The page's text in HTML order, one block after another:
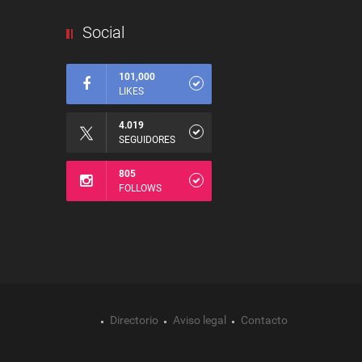
Social
101,000
LIKES
4.019
SEGUIDORES
805
FOLLOWS
Directorio Aviso legal Contacto